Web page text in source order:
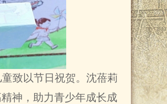
致以节日祝贺。沈蓓莉
神，助力青少年成长成